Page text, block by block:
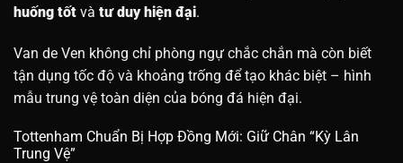
huống tốt và tư duy hiện đại.
Van de Ven không chỉ phòng ngự chắc chắn mà còn biết
tận dụng tốc độ và khoảng trống để tạo khác biệt – hình
mẫu trung vệ toàn diện của bóng đá hiện đại.
Tottenham Chuẩn Bị Hợp Đồng Mới: Giữ Chân “Kỳ Lân
Trung Vệ”